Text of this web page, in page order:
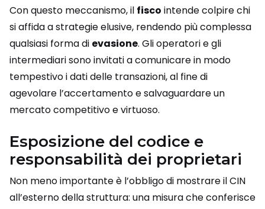
Con questo meccanismo, il fisco intende colpire chi
si affida a strategie elusive, rendendo più complessa
qualsiasi forma di evasione. Gli operatori e gli
intermediari sono invitati a comunicare in modo
tempestivo i dati delle transazioni, al fine di
agevolare l’accertamento e salvaguardare un
mercato competitivo e virtuoso.
Esposizione del codice e
responsabilità dei proprietari
Non meno importante è l’obbligo di mostrare il CIN
all’esterno della struttura: una misura che conferisce